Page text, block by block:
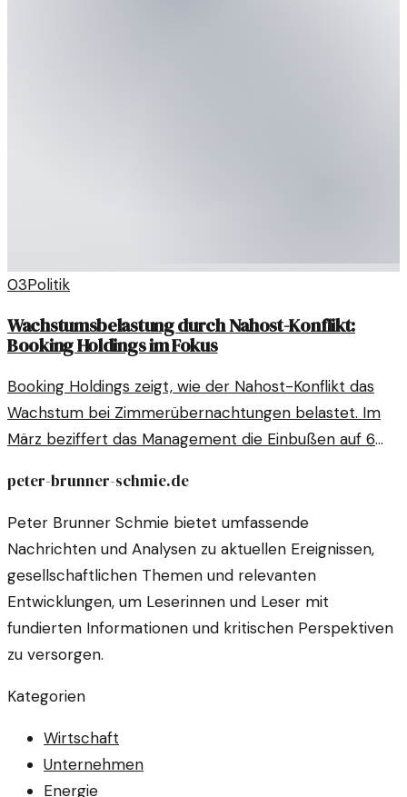
03Politik
Wachstumsbelastung durch Nahost-Konflikt:
Booking Holdings im Fokus
Booking Holdings zeigt, wie der Nahost-Konflikt das
Wachstum bei Zimmerübernachtungen belastet. Im
März beziffert das Management die Einbußen auf 6
peter-brunner-schmie.de
Peter Brunner Schmie bietet umfassende
Nachrichten und Analysen zu aktuellen Ereignissen,
gesellschaftlichen Themen und relevanten
Entwicklungen, um Leserinnen und Leser mit
fundierten Informationen und kritischen Perspektiven
zu versorgen.
Kategorien
Wirtschaft
Unternehmen
Energie